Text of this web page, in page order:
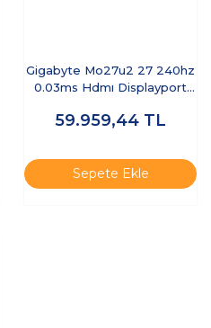
Gigabyte Mo27u2 27 240hz
0.03ms Hdmı Displayport
59.959,44 TL
Sepete Ekle